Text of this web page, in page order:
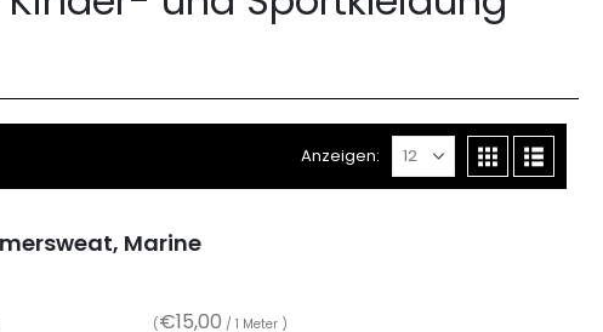
Anzeigen:
Marine
(€15,00 / 1 Meter )